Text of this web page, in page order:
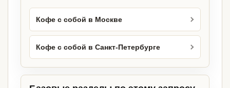
Кофе с собой в Москве
Кофе с собой в Санкт-Петербурге